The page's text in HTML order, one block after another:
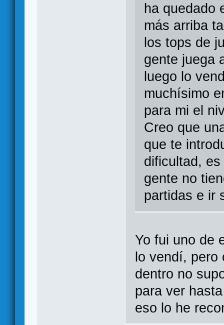
ha quedado
más arriba
los tops de
gente juega
luego lo
muchísimo
para mi el
Creo que
que te
dificultad,
gente no
partidas e ir
Yo fui uno de
lo vendí,
dentro no
para ver
eso lo he